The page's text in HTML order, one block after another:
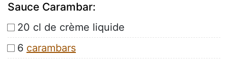
Sauce Carambar:
20 cl de crème liquide
6 carambars